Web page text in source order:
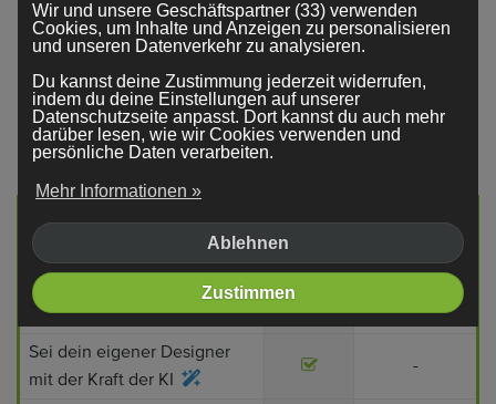
Eine Website nach deinen
Wünschen
EineWebsite zu erstellenist einfacher und
günstiger als du denkst.
Webador
Webdesigner
Keine (hohen) Startkosten
-
Direkt starten
-
Sei dein eigener Designer
mit der Kraft der KI
-
Wir und unsere Geschäftspartner (33) verwenden
Cookies, um Inhalte und Anzeigen zu personalisieren
und unseren Datenverkehr zu analysieren.
Du kannst deine Zustimmung jederzeit widerrufen,
indem du deine Einstellungen auf unserer
Datenschutzseite anpasst. Dort kannst du auch mehr
darüber lesen, wie wir Cookies verwenden und
persönliche Daten verarbeiten.
Mehr Informationen »
Ablehnen
Zustimmen